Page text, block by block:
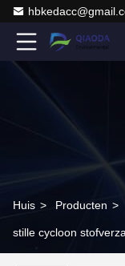
Huis > Producten >
stille cycloon